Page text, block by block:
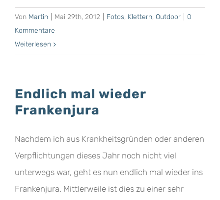
Von Martin Mai 29th, 2012 Fotos, Klettern, Outdoor
0
Kommentare
Weiterlesen
Endlich mal wieder
Frankenjura
Nachdem ich aus Krankheitsgründen oder anderen
Verpflichtungen dieses Jahr noch nicht viel
unterwegs war, geht es nun endlich mal wieder ins
Frankenjura. Mittlerweile ist dies zu einer sehr